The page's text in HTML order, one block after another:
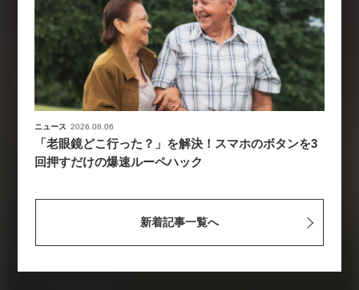
ニュース 2026.08.06
「老眼鏡どこ行った？」を解決！スマホのボタンを3
回押すだけの爆速ルーペハック
新着記事一覧へ